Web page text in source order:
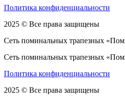
Политика конфиденциальности
2025 © Все права защищены
Сеть поминальных трапезных
Сеть поминальных трапезных
Политика конфиденциальности
2025 © Все права защищены